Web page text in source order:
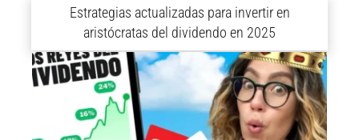
Estrategias actualizadas para invertir en
aristócratas del dividendo en 2025